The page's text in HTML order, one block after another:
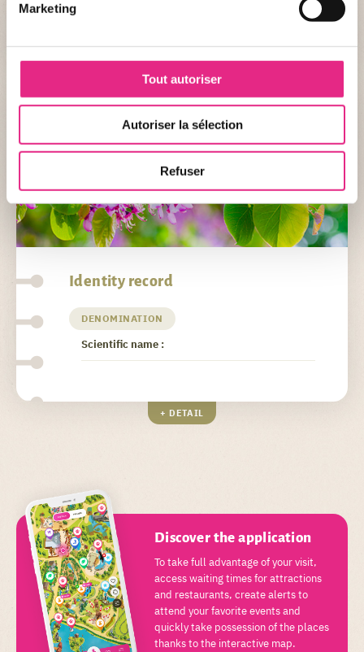
Marketing
Tout autoriser
Autoriser la sélection
Refuser
Identity record
DENOMINATION
Scientific name :
+ DETAIL
Discover the application
To take full advantage of your visit,
access waiting times for attractions
and restaurants, create alerts to
attend your favorite events and
quickly take possession of the places
thanks to the interactive map.